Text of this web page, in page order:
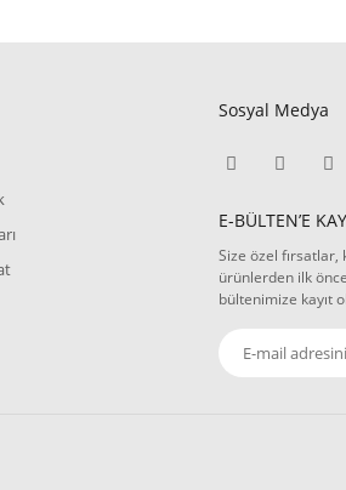
Sosyal Medya
E-BÜLTEN’E
Size özel
ürünlerden ilk
bültenimize kayıt